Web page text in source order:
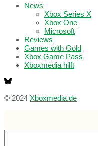
News
Xbox Series X
Xbox One
Microsoft
Reviews
Games with Gold
Xbox Game Pass
Xboxmedia hilft
© 2024 Xboxmedia.de